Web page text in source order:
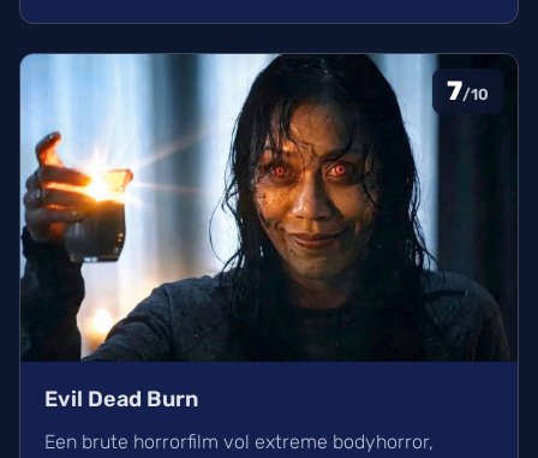
7/10
Evil Dead Burn
Een brute horrorfilm vol extreme bodyhorror,